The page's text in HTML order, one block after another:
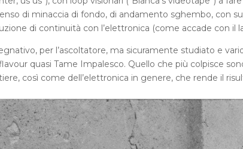
di minaccia di fondo, di andamento sghembo, con
di continuità con l’elettronica (come accade con il
per l’ascoltatore, ma sicuramente studiato e
quasi Tame Impalesco. Quello che più colpisce
così come dell’elettronica in genere, che rende il